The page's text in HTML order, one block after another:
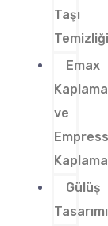
Taşı
Temizliği
Emax
Kaplama
ve
Empress
Kaplama
Gülüş
Tasarımı